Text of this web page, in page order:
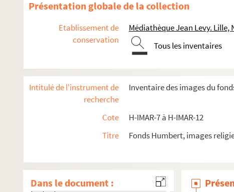
Présentation globale de la collection
Etablissement de
conservation
Médiathèque Jean Levy. Lille,
Tous les inventaires
Intitulé de l'instrument de
recherche
Inventaire des images du
Cote
H-IMAR-7 à H-IMAR-12
Titre
Fonds Humbert, images
Dans le document :
Sainte Félicité
H-IMAR-7-22-54. Saint Félicie
Saint Félix
H-IMAR-7-37-105. Sainte Fébronie
Saint Férréol
H-IMAR-7-41-112. Saint Firmin
H-IMAR-7-42-114. Saint Firmin
H-IMAR-7-42-115. Saint Firmin